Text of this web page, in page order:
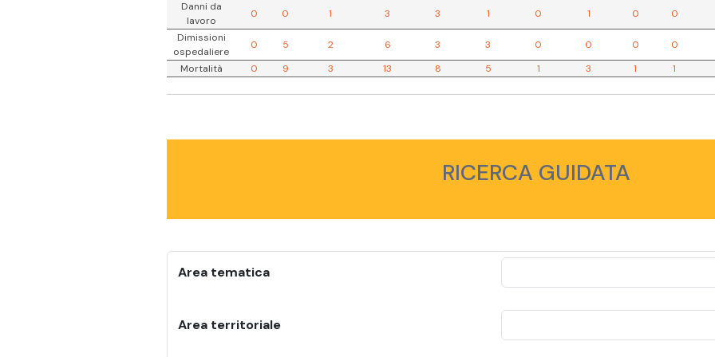
Danni da
lavoro
0 0 1 3 3 1 0 1 0 0
Dimissioni
ospedaliere
0 5 2 6 3 3 0 0 0 0
Mortalità
0 9 3 13 8 5 1 3 1 1
RICERCA GUIDATA
Area tematica
Area territoriale